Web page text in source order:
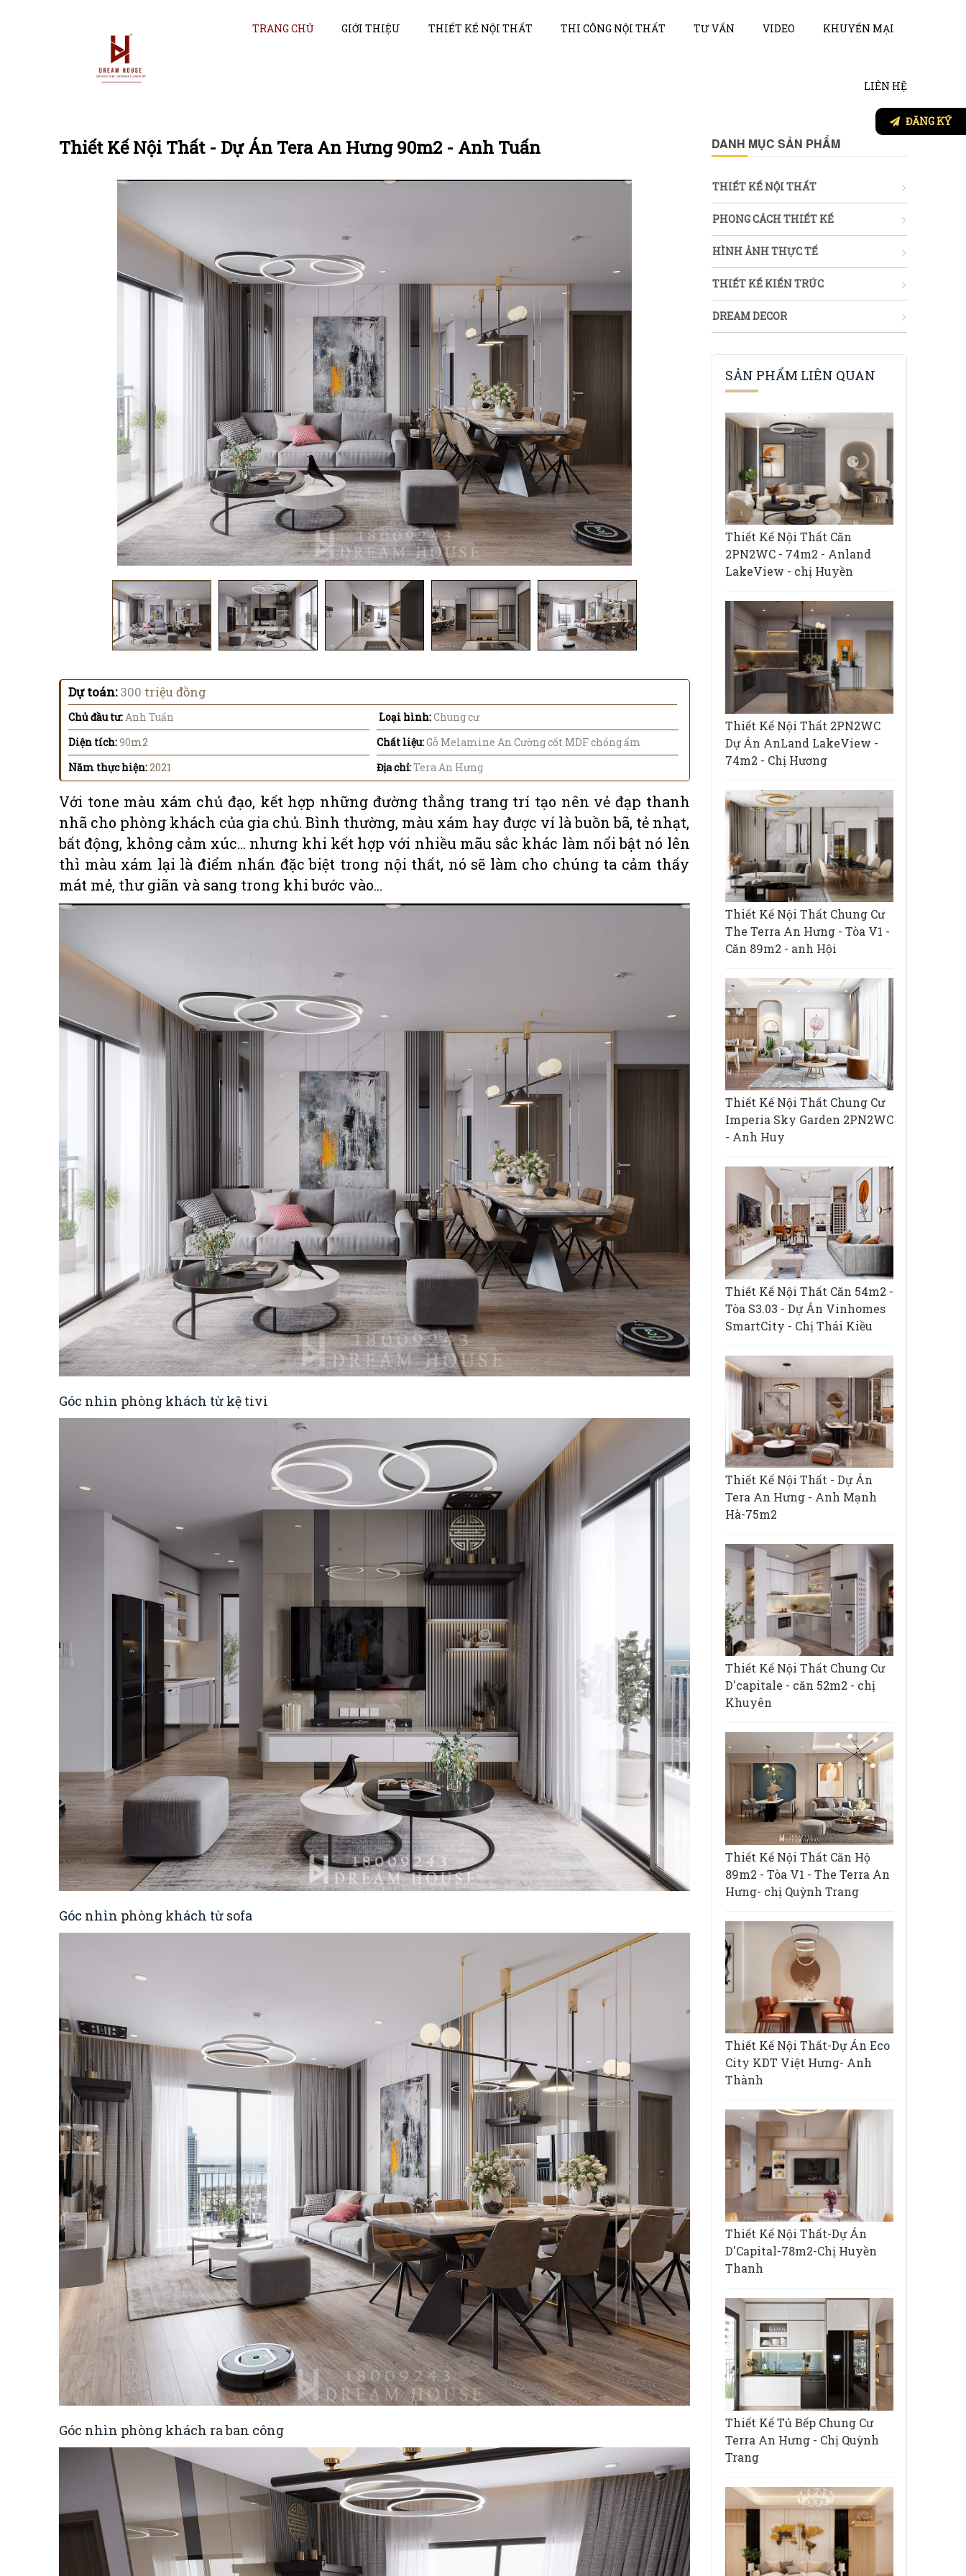
TRANG CHỦ GIỚI THIỆU THIẾT KẾ NỘI THẤT THI CÔNG NỘI THẤT TƯ VẤN VIDEO KHUYẾN MẠI
LIÊN HỆ
Thiết Kế Nội Thất - Dự Án Tera An Hưng 90m2 - Anh Tuấn
Dự toán:300 triệu đồng
Chủ đầu tư:Anh Tuấn Loại hình:Chung cư
Diện tích:90m2 Chất liệu:Gỗ Melamine An Cường cốt MDF chống ẩm
Năm thực hiện:2021 Địa chỉ:Tera An Hưng
Với tone màu xám chủ đạo, kết hợp những đường thẳng trang trí tạo nên vẻ đạp thanh
nhã cho phòng khách của gia chủ. Bình thường, màu xám hay được ví là buồn bã, tẻ nhạt,
bất động, không cảm xúc... nhưng khi kết hợp với nhiều mãu sắc khác làm nổi bật nó lên
thì màu xám lại là điểm nhấn đặc biệt trong nội thất, nó sẽ làm cho chúng ta cảm thấy
mát mẻ, thư giãn và sang trong khi bước vào...
Góc nhìn phòng khách từ kệ tivi
Góc nhìn phòng khách từ sofa
Góc nhìn phòng khách ra ban công
DANH MỤC SẢN PHẨM
THIẾT KẾ NỘI THẤT
PHONG CÁCH THIẾT KẾ
HÌNH ẢNH THỰC TẾ
THIẾT KẾ KIẾN TRÚC
DREAM DECOR
SẢN PHẨM LIÊN QUAN
Thiết Kế Nội Thất Căn
2PN2WC - 74m2 - Anland
LakeView - chị Huyền
Thiết Kế Nội Thất 2PN2WC
Dự Án AnLand LakeView -
74m2 - Chị Hương
Thiết Kế Nội Thất Chung Cư
The Terra An Hưng - Tòa V1 -
Căn 89m2 - anh Hội
Thiết Kế Nội Thất Chung Cư
Imperia Sky Garden 2PN2WC
- Anh Huy
Thiết Kế Nội Thất Căn 54m2 -
Tòa S3.03 - Dự Án Vinhomes
SmartCity - Chị Thái Kiều
Thiết Kế Nội Thất - Dự Án
Tera An Hưng - Anh Mạnh
Hà-75m2
Thiết Kế Nội Thất Chung Cư
D'capitale - căn 52m2 - chị
Khuyên
Thiết Kế Nội Thất Căn Hộ
89m2 - Tòa V1 - The Terra An
Hưng- chị Quỳnh Trang
Thiết Kế Nội Thất-Dự Án Eco
City KDT Việt Hưng- Anh
Thành
Thiết Kế Nội Thất-Dự Án
D'Capital-78m2-Chị Huyền
Thanh
Thiết Kế Tủ Bếp Chung Cư
Terra An Hưng - Chị Quỳnh
Trang
ĐĂNG KÝ